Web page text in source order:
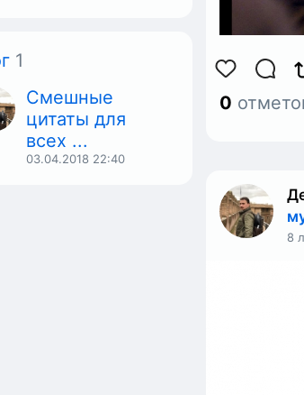
1
Смешные
цитаты для
всех ...
03.04.2018 22:40
0
8